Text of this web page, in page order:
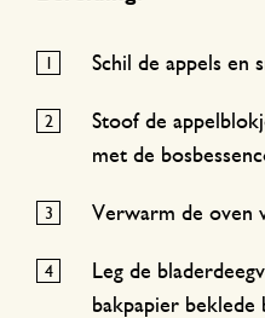
Schil de appels en
Stoof de
met de
Verwarm de oven
Leg de
bakpapier beklede